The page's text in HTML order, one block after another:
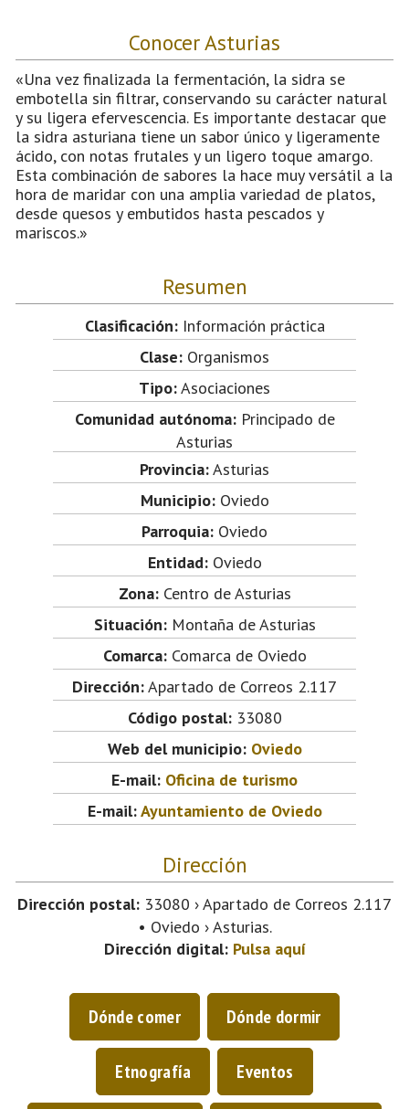
Conocer Asturias
«Una vez finalizada la fermentación, la sidra se
embotella sin filtrar, conservando su carácter natural
y su ligera efervescencia. Es importante destacar que
la sidra asturiana tiene un sabor único y ligeramente
ácido, con notas frutales y un ligero toque amargo.
Esta combinación de sabores la hace muy versátil a la
hora de maridar con una amplia variedad de platos,
desde quesos y embutidos hasta pescados y
mariscos.»
Resumen
Clasificación:Información práctica
Clase: Organismos
Tipo:Asociaciones
Comunidad autónoma:Principado de
Asturias
Provincia:Asturias
Municipio:Oviedo
Parroquia: Oviedo
Entidad:Oviedo
Zona:Centro de Asturias
Situación:Montaña de Asturias
Comarca:Comarca de Oviedo
Dirección:Apartado de Correos 2.117
Código postal:33080
Web del municipio: Oviedo
E-mail: Oficina de turismo
E-mail:Ayuntamiento de Oviedo
Dirección
Dirección postal: 33080 › Apartado de Correos 2.117
• Oviedo › Asturias.
Dirección digital: Pulsa aquí
Dónde comer Dónde dormir
Etnografía Eventos